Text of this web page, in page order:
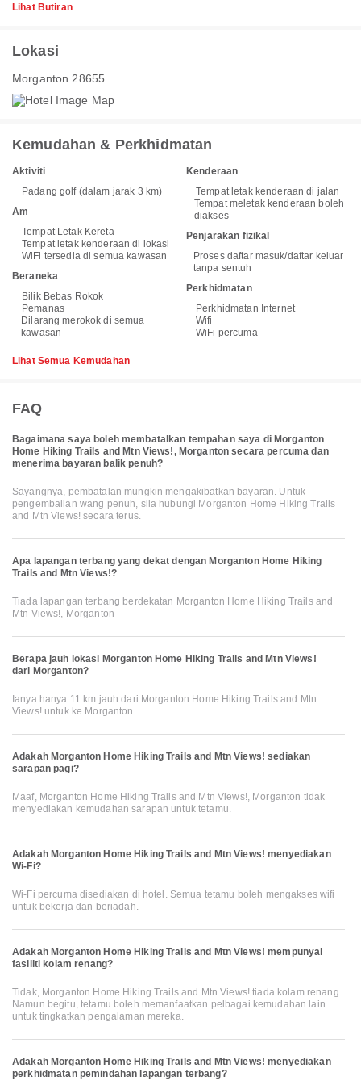
Lihat Butiran
Lokasi
Morganton 28655
Kemudahan & Perkhidmatan
Aktiviti
Padang golf (dalam jarak 3 km)
Am
Tempat Letak Kereta
Tempat letak kenderaan di lokasi
WiFi tersedia di semua kawasan
Beraneka
Bilik Bebas Rokok
Pemanas
Dilarang merokok di semua
kawasan
Kenderaan
Tempat letak kenderaan di jalan
Tempat meletak kenderaan boleh
diakses
Penjarakan fizikal
Proses daftar masuk/daftar keluar
tanpa sentuh
Perkhidmatan
Perkhidmatan Internet
Wifi
WiFi percuma
Lihat Semua Kemudahan
FAQ
Bagaimana saya boleh membatalkan tempahan saya di Morganton
Home Hiking Trails and Mtn Views!, Morganton secara percuma dan
menerima bayaran balik penuh?
Sayangnya, pembatalan mungkin mengakibatkan bayaran. Untuk
pengembalian wang penuh, sila hubungi Morganton Home Hiking Trails
and Mtn Views! secara terus.
Apa lapangan terbang yang dekat dengan Morganton Home Hiking
Trails and Mtn Views!?
Tiada lapangan terbang berdekatan Morganton Home Hiking Trails and
Mtn Views!, Morganton
Berapa jauh lokasi Morganton Home Hiking Trails and Mtn Views!
dari Morganton?
Ianya hanya 11 km jauh dari Morganton Home Hiking Trails and Mtn
Views! untuk ke Morganton
Adakah Morganton Home Hiking Trails and Mtn Views! sediakan
sarapan pagi?
Maaf, Morganton Home Hiking Trails and Mtn Views!, Morganton tidak
menyediakan kemudahan sarapan untuk tetamu.
Adakah Morganton Home Hiking Trails and Mtn Views! menyediakan
Wi-Fi?
Wi-Fi percuma disediakan di hotel. Semua tetamu boleh mengakses wifi
untuk bekerja dan beriadah.
Adakah Morganton Home Hiking Trails and Mtn Views! mempunyai
fasiliti kolam renang?
Tidak, Morganton Home Hiking Trails and Mtn Views! tiada kolam renang.
Namun begitu, tetamu boleh memanfaatkan pelbagai kemudahan lain
untuk tingkatkan pengalaman mereka.
Adakah Morganton Home Hiking Trails and Mtn Views! menyediakan
perkhidmatan pemindahan lapangan terbang?